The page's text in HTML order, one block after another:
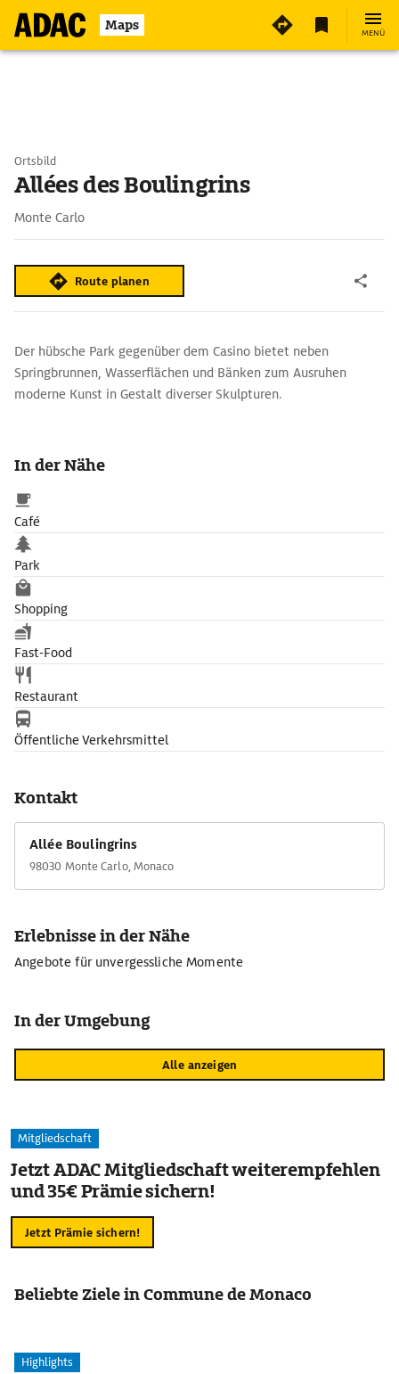
Maps MENÜ
Ortsbild
Allées des Boulingrins
Monte Carlo
Route planen
Der hübsche Park gegenüber dem Casino bietet neben
Springbrunnen, Wasserflächen und Bänken zum Ausruhen
moderne Kunst in Gestalt diverser Skulpturen.
In der Nähe
Café
Park
Shopping
Fast-Food
Restaurant
Öffentliche Verkehrsmittel
Kontakt
Allée Boulingrins
98030 Monte Carlo, Monaco
Erlebnisse in der Nähe
Angebote für unvergessliche Momente
In der Umgebung
Alle anzeigen
Mitgliedschaft
Jetzt ADAC Mitgliedschaft weiterempfehlen
und 35€ Prämie sichern!
Jetzt Prämie sichern!
Beliebte Ziele in Commune de Monaco
Highlights